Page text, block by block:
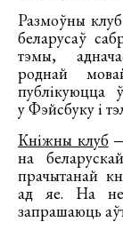
Размоўны
беларусаў
тэмы,
роднай
публікуюцца
у Фэйсбуку і
Кніжны клуб—
на
прачытанай
ад яе. На
запрашаюць